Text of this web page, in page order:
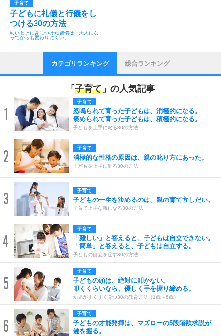
子育て
子どもに礼儀と行儀をし
つける30の方法
幼いときに身につけた習慣は、大人にな
ってからも変わりにくい。
カテゴリランキング 総合ランキング
「 子育て 」の人気記事
1
子育て
怒鳴られて育った子どもは、消極的になる。
褒められて育った子どもは、積極的になる。
子どもを上手に叱る30の方法
2 子育て
消極的な性格の原因は、親の叱り方にあった。
子どもを上手に叱る30の方法
3 子育て
子どもの一生を決めるのは、親の育て方しだい。
子育て上手な親になる30の方法
4
子育て
「難しい」と答えると、子どもは自立できない。
「簡単」と答えると、子どもは自立する。
子どもの自立を促す30の方法
5
子育て
子どもの頭は、絶対に叩かない。
叩くくらいなら、優しく手を握り締める。
幼児がすくすく育つ30の教育方法（1歳～6歳）
6
子育て
子どもの才能発揮は、マズローの5段階欲求説が
鍵を握る。